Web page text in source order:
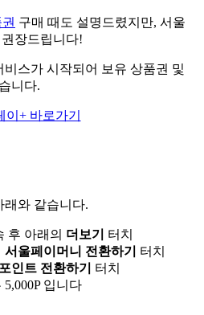
구매 때도 설명드렸지만, 서울
장드립니다!
스가 시작되어 보유 상품권 및
니다.
이+ 바로가기
래와 같습니다.
후 아래의 더보기
터치
서울페이머니 전환하기
터치
포인트 전환하기
터치
입니다